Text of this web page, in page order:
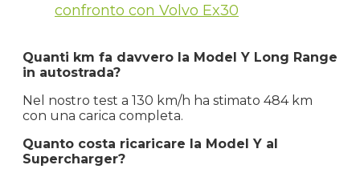
confronto con Volvo Ex30
Quanti km fa davvero la Model Y Long Range
in autostrada?
Nel nostro test a 130 km/h ha stimato 484 km
con una carica completa.
Quanto costa ricaricare la Model Y al
Supercharger?